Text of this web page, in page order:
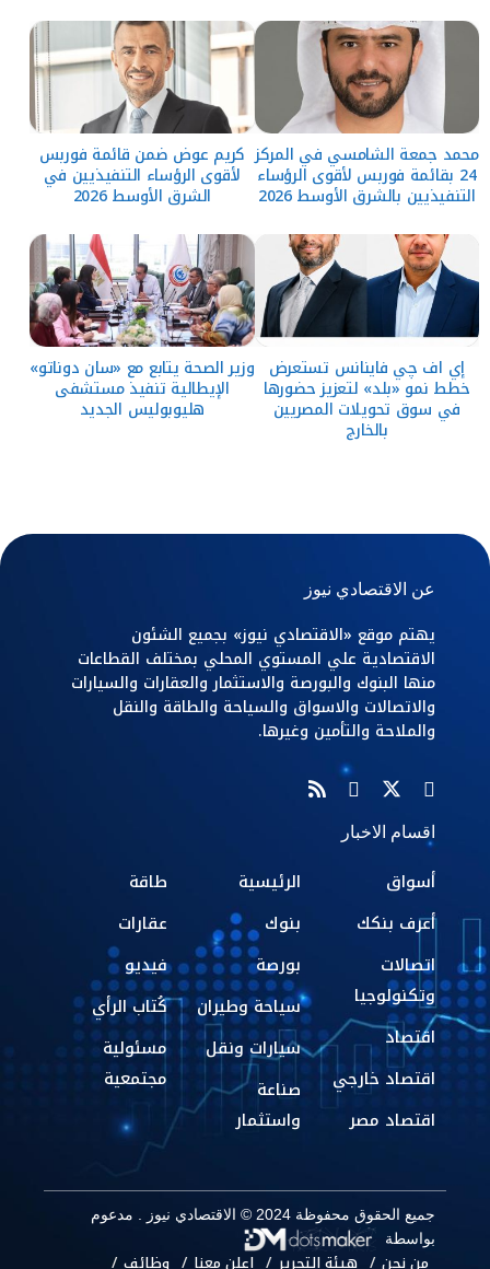
محمد جمعة الشامسي في المركز
24 بقائمة فوربس لأقوى الرؤساء
التنفيذيين بالشرق الأوسط 2026
كريم عوض ضمن قائمة فوربس
لأقوى الرؤساء التنفيذيين في
الشرق الأوسط 2026
إي اف چي فاينانس تستعرض
خطط نمو «بلد» لتعزيز حضورها
في سوق تحويلات المصريين
بالخارج
وزير الصحة يتابع مع «سان دوناتو»
الإيطالية تنفيذ مستشفى
هليوبوليس الجديد
عن الاقتصادي نيوز
يهتم موقع «الاقتصادي نيوز» بجميع الشئون
الاقتصادية علي المستوي المحلي بمختلف القطاعات
منها البنوك والبورصة والاستثمار والعقارات والسيارات
والاتصالات والاسواق والسياحة والطاقة والنقل
والملاحة والتأمين وغيرها.
اقسام الاخبار
أسواق
أعرف بنكك
اتصالات
وتكنولوجيا
اقتصاد
اقتصاد خارجي
اقتصاد مصر
الرئيسية
بنوك
بورصة
سياحة وطيران
سيارات ونقل
صناعة
واستثمار
طاقة
عقارات
فيديو
كُتاب الرأي
مسئولية
مجتمعية
جميع الحقوق محفوظة 2024 © الاقتصادي نيوز . مدعوم
بواسطة
من نحن هيئة التحرير إعلن معنا وظائف